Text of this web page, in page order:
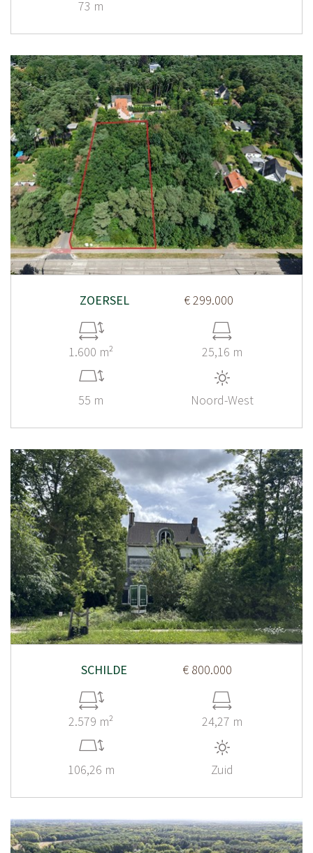
73 m
ZOERSEL € 299.000
1.600 m² 25,16 m
55 m Noord-West
SCHILDE € 800.000
2.579 m² 24,27 m
106,26 m Zuid